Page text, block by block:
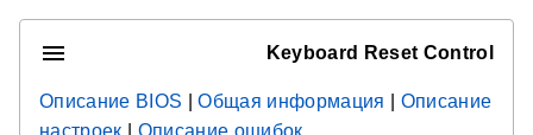
Keyboard Reset Control
Описание BIOS |Общая информация
Описание
настроек
Описание ошибок